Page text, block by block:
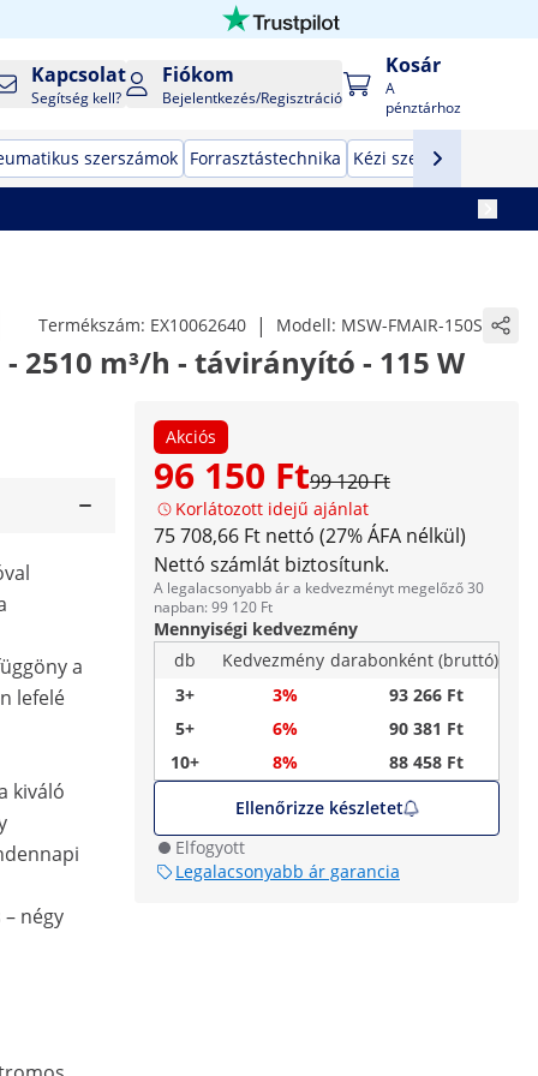
Kapcsolat
Segítség kell?
Fiókom
Bejelentkezés/Regisztráció
Kosár
A
pénztárhoz
szerszámok Forrasztástechnika Kézi szerszámok
Termékszám: EX10062640 | Modell: MSW-FMAIR-150S
2510 m³/h - távirányító - 115 W
Akciós
96 150 Ft99 120 Ft
Korlátozott idejű ajánlat
75 708,66 Ft nettó (27% ÁFA nélkül)
Nettó számlát biztosítunk.
A legalacsonyabb ár a kedvezményt megelőző 30
napban: 99 120 Ft
Mennyiségi kedvezmény
db
Kedvezmény darabonként (bruttó)
3+
3%
93 266 Ft
5+
6%
90 381 Ft
10+
8%
88 458 Ft
Ellenőrizze készletet
Elfogyott
Legalacsonyabb ár garancia
a
lefelé
kiváló
négy